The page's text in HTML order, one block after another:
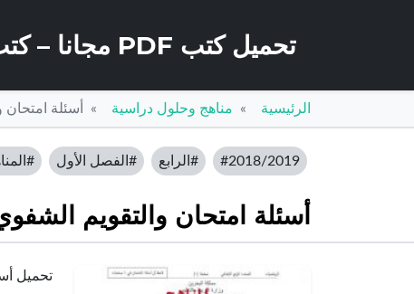
تحميل كتب PDF مجانا – كتب كو
الرئيسية مناهج وحلول دراسية أسئلة
#2018/2019 #الرابع #الفصل الأول
أسئلة امتحان والتقويم
تحميل